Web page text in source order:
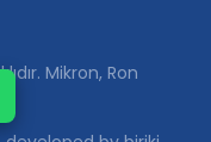
Mikron, Ron